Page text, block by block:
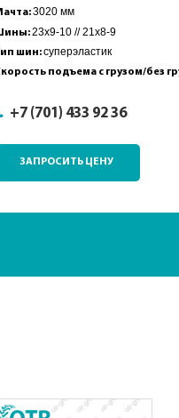
3020 мм
23x9-10 // 21x8-9
шин:суперэластик
подъема с грузом/без
+7 (701) 433 92 36
ЗАПРОСИТЬ ЦЕНУ